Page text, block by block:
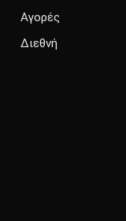
Αγορές
Διεθνή